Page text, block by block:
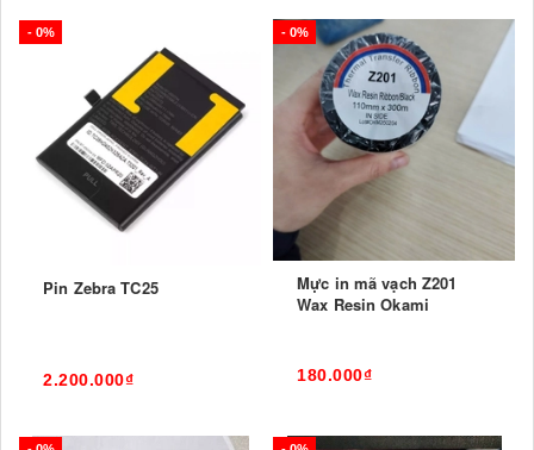
- 0%
Pin Zebra TC25
2.200.000₫
- 0%
Mực in mã vạch Z201
Wax Resin Okami
180.000₫